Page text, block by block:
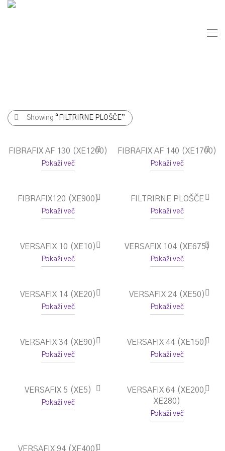
Showing “FILTRIRNE PLOŠČE”
FIBRAFIX AF 130 (XE1200)
Pokaži več
FIBRAFIX AF 140 (XE1700)
Pokaži več
FIBRAFIX120 (XE900)
Pokaži več
FILTRIRNE PLOŠČE
Pokaži več
VERSAFIX 10 (XE10)
Pokaži več
VERSAFIX 104 (XE675)
Pokaži več
VERSAFIX 14 (XE20)
Pokaži več
VERSAFIX 24 (XE50)
Pokaži več
VERSAFIX 34 (XE90)
Pokaži več
VERSAFIX 44 (XE150)
Pokaži več
VERSAFIX 5 (XE5)
Pokaži več
VERSAFIX 64 (XE200,
XE280)
Pokaži več
VERSAFIX 94 (XE400)